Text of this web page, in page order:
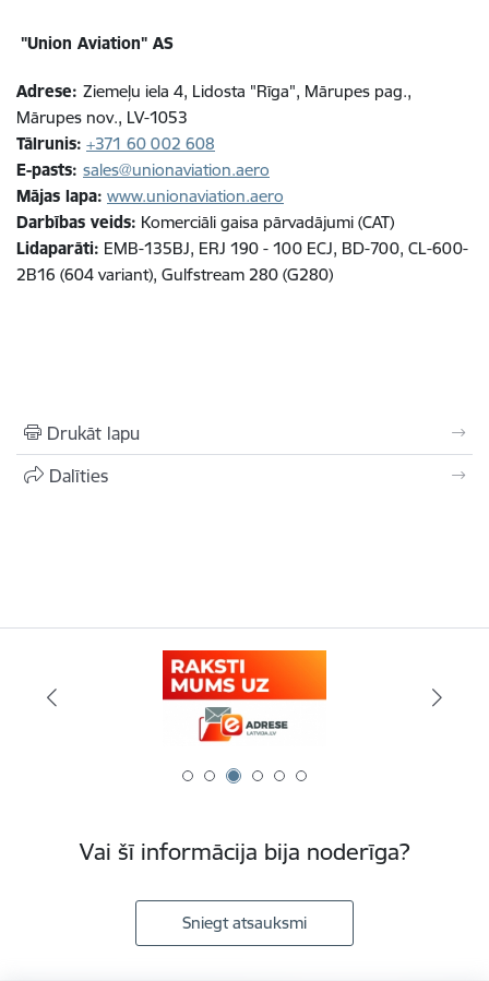
"Union Aviation" AS
Adrese: Ziemeļu iela 4, Lidosta "Rīga", Mārupes pag.,
Mārupes nov., LV-1053
Tālrunis: +371 60 002 608
E-pasts: sales@unionaviation.aero
Mājas lapa: www.unionaviation.aero
Darbības veids: Komerciāli gaisa pārvadājumi (CAT)
Lidaparāti: EMB-135BJ, ERJ 190 - 100 ECJ, BD-700, CL-600-
2B16 (604 variant), Gulfstream 280 (G280)
Drukāt lapu
Dalīties
Vai šī informācija bija noderīga?
Sniegt atsauksmi